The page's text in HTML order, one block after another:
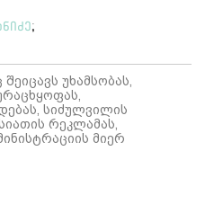
;
უხამსობას,
სიძულვილის
რეკლამას,
მიერ